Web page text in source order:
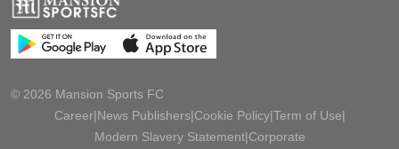
© 2026 Mansion Sports FC
Career|News Publishers|Cookie Policy|Term of Use|
Modern Slavery Statement|Corporate